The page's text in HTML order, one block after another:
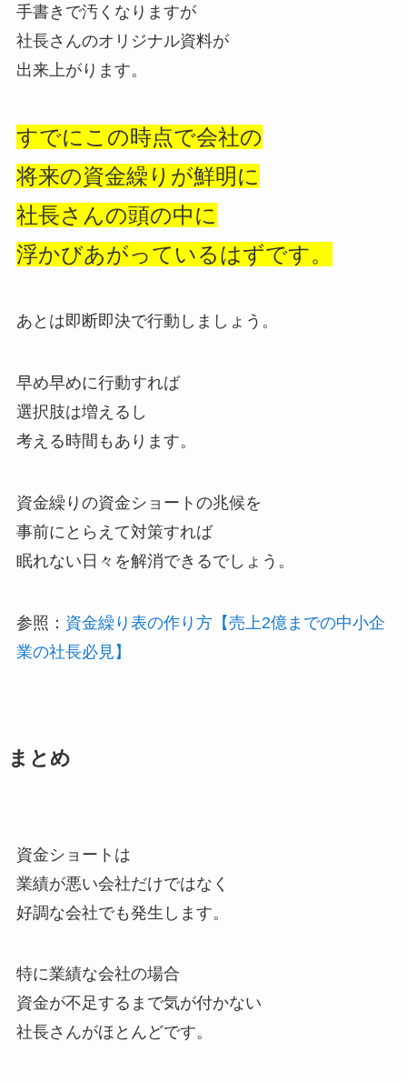
手書きで汚くなりますが
社長さんのオリジナル資料が
出来上がります。
すでにこの時点で会社の
将来の資金繰りが鮮明に
社長さんの頭の中に
浮かびあがっているはずです。
あとは即断即決で行動しましょう。
早め早めに行動すれば
選択肢は増えるし
考える時間もあります。
資金繰りの資金ショートの兆候を
事前にとらえて対策すれば
眠れない日々を解消できるでしょう。
参照： 資金繰り表の作り方【売上2億までの中小企
業の社長必見】
まとめ
資金ショートは
業績が悪い会社だけではなく
好調な会社でも発生します。
特に業績な会社の場合
資金が不足するまで気が付かない
社長さんがほとんどです。